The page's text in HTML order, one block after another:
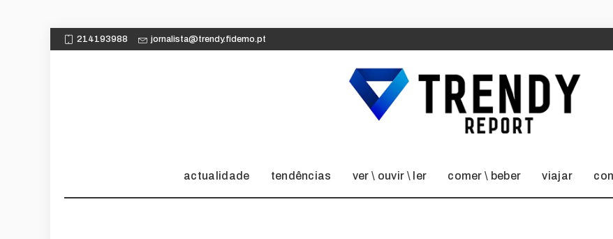
214193988 jornalista@trendy.fidemo.pt
actualidade tendências ver \ ouvir \ ler comer \ beber viajar